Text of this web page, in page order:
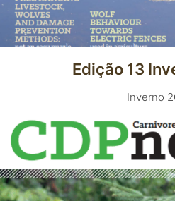
Edição 13
Inverno